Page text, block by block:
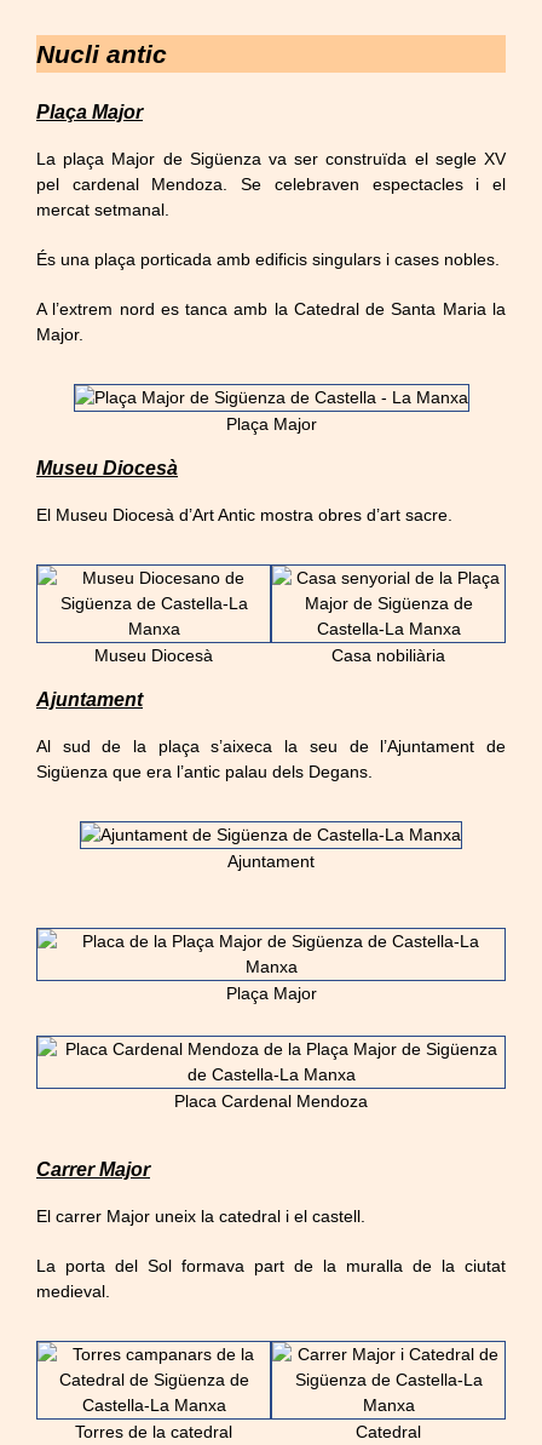
Nucli antic
Plaça Major
La plaça Major de Sigüenza va ser construïda el segle XV
pel cardenal Mendoza. Se celebraven espectacles i el
mercat setmanal.
És una plaça porticada amb edificis singulars i cases nobles.
A l’extrem nord es tanca amb la Catedral de Santa Maria la
Major.
Plaça Major
Museu Diocesà
El Museu Diocesà d’Art Antic mostra obres d’art sacre.
Museu Diocesà Casa nobiliària
Ajuntament
Al sud de la plaça s’aixeca la seu de l’Ajuntament de
Sigüenza que era l’antic palau dels Degans.
Ajuntament
Plaça Major
Placa Cardenal Mendoza
Carrer Major
El carrer Major uneix la catedral i el castell.
La porta del Sol formava part de la muralla de la ciutat
medieval.
Torres de la catedral Catedral